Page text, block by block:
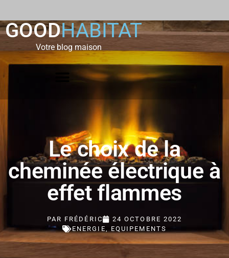
GOODHABITAT
Votre blog maison
Le choix de la
cheminée électrique à
effet flammes
PAR FRÉDÉRIC
24 OCTOBRE 2022
ENERGIE, EQUIPEMENTS